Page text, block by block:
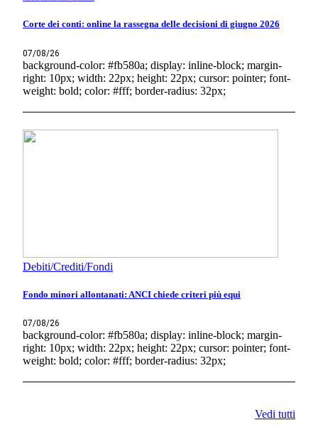
Corte dei conti: online la rassegna delle decisioni di giugno 2026
07/08/26
background-color: #fb580a; display: inline-block; margin-
right: 10px; width: 22px; height: 22px; cursor: pointer; font-
weight: bold; color: #fff; border-radius: 32px;
Debiti/Crediti/Fondi
Fondo minori allontanati: ANCI chiede criteri più equi
07/08/26
background-color: #fb580a; display: inline-block; margin-
right: 10px; width: 22px; height: 22px; cursor: pointer; font-
weight: bold; color: #fff; border-radius: 32px;
Vedi tutti